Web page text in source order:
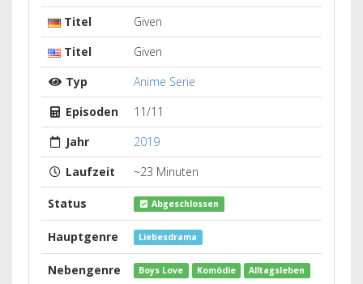
Titel
Given
Titel
Given
Typ
Anime Serie
Episoden
11/11
Jahr
2019
Laufzeit
~23 Minuten
Status Abgeschlossen
Hauptgenre Liebesdrama
Nebengenre Boys Love Komödie Alltagsleben